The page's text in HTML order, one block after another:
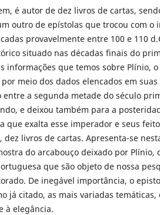
é autor de dez livros de cartas,
outro de epístolas que trocou com o
provavelmente entre 100 e 110
situado nas décadas finais do
informações que temos sobre Plínio,
meio dos dados elencados em
entre a segunda metade do século
e deixou também para a
que exalta esse imperador e seus
dez livros de cartas. Apresenta-se
do arcabouço deixado por Plínio,
que são objeto de nossa
De inegável importância, o
já citado, as mais variadas
à elegância.